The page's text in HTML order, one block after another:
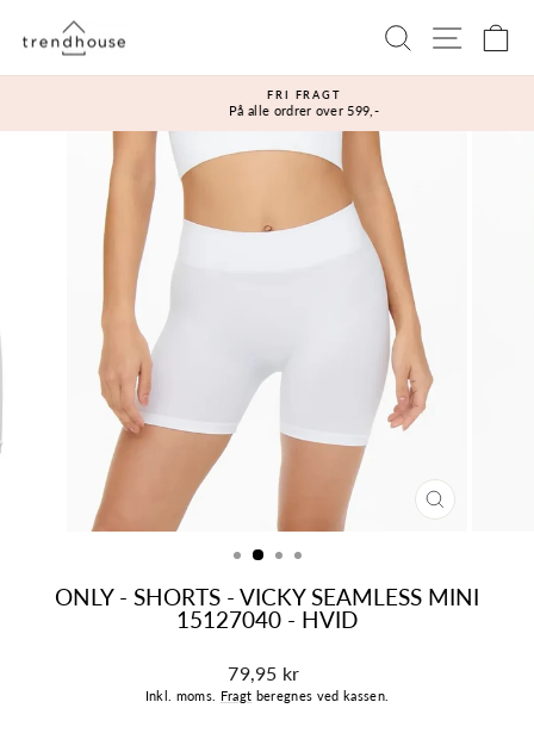
indhold
Søg
Sæt
diasshow
pause
FRI FRAGT
På alle ordrer over 599,-
LUK
ONLY - SHORTS - VICKY SEAMLESS MINI
15127040 - HVID
Normalpris
79,95 kr
Inkl. moms. Fragt beregnes ved kassen.